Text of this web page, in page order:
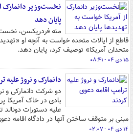
نخست‌وزیر دانمارک
پایان دهد
مته فردریکسن،
قاطع از ایالات متحده خواست به آنچه او
متحدان آمریکا» توصیف کرد، پایان دهد.
۱۵ دی ۰۴ - ۰۸:۴۱
دانمارک و نروژ علیه
دو شرکت دانمارکی و
بادی در خاک آمریکا
علیه دستورات
مبنی بر متوقف ساختن آنها در دادگاه اقامه
۱۴ دی ۰۴ - ۰۲:۰۷